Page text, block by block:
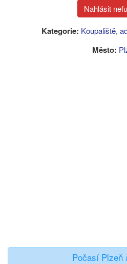
Kategorie: Koupaliště,
Město:
Počasí Plzeň